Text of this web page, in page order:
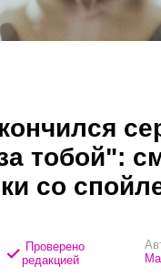
тобой":
со
Проверено
редакцией